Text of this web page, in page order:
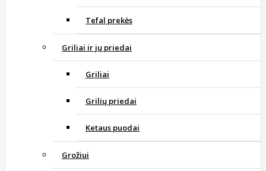
Tefal prekės
Griliai ir jų priedai
Griliai
Grilių priedai
Ketaus puodai
Grožiui